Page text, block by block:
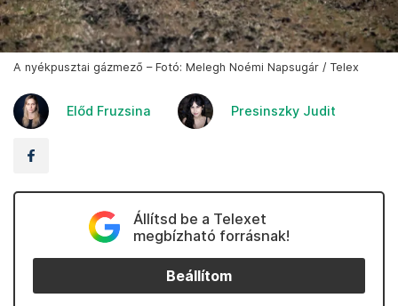
A nyékpusztai gázmező – Fotó: Melegh Noémi Napsugár / Telex
Előd Fruzsina Presinszky Judit
Állítsd be a Telexet
megbízható forrásnak!
Beállítom